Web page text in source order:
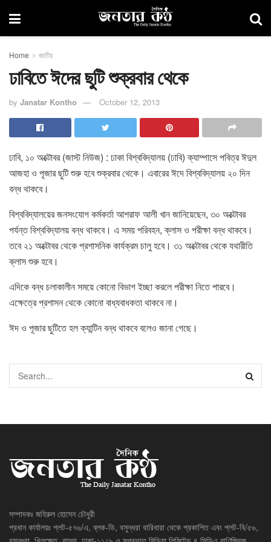
Home জাতীয়
ঢাবিতে ঈদের ছুটি শুক্রবার থেকে
by Janatar Kontho October 12, 2013
ঢাবি, ১০ অক্টোবর (জাস্ট নিউজ) : ঢাকা বিশ্ববিদ্যালয় (ঢাবি) ক্যাম্পাসে পবিত্র ঈদুল
আজহা ও পূজার ছুটি শুরু হবে শুক্রবার থেকে। এবারের ঈদে বিশ্ববিদ্যালয় ২০ দিন
বন্ধ থাকবে।
বিশ্ববিদ্যালয়ের জনসংযোগ কর্মকর্তা আশরাফ আলী খান জানিয়েছেন, ৩০ অক্টোবর
পর্যন্ত বিশ্ববিদ্যালয় বন্ধ থাকবে। এ সময় পরিবহন, ক্লাস ও পরীক্ষা বন্ধ থাকবে।
তবে ২১ অক্টোবর থেকে প্রশাসনিক কার্যক্রম চালু হবে। ৩১ অক্টোবর থেকে যথারীতি
ক্লাস শুরু হবে।
এদিকে বন্ধ চলাকালীন সময়ে কোনো বিভাগ ইচ্ছা করলে পরীক্ষা নিতে পারবে।
এক্ষেত্রে প্রশাসন থেকে কোনো বাধ্যবাধকতা থাকবে না।
ঈদ ও পূজার ছুটিতে হল ক্যান্টিন বন্ধ থাকবে বলেও জানা গেছে।
সম্পাদকঃ জহিরুল হোসেন চৌধুরী
প্রধান কার্যালয়ঃ প্লট-৫৭৬/এ, ব্লক-ডি, বসুন্ধরা বারিধারা থেকে প্রকাশিত এবং প্লট-বি/৫৬,